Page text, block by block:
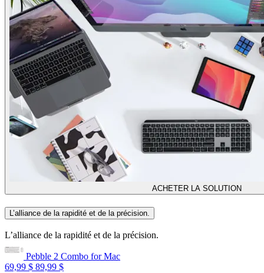
ACHETER LA SOLUTION
L’alliance de la rapidité et de la précision.
L’alliance de la rapidité et de la précision.
Pebble 2 Combo for Mac
69,99 $ 89,99 $